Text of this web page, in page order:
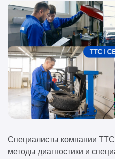
Специалисты компании
методы диагностики и